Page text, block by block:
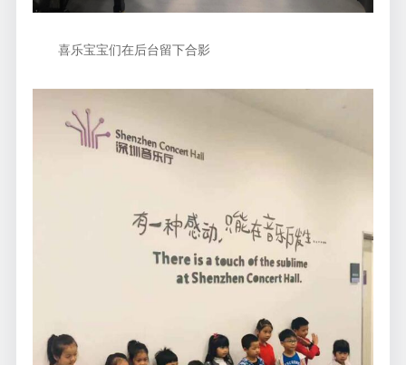
喜乐宝宝们在后台留下合影